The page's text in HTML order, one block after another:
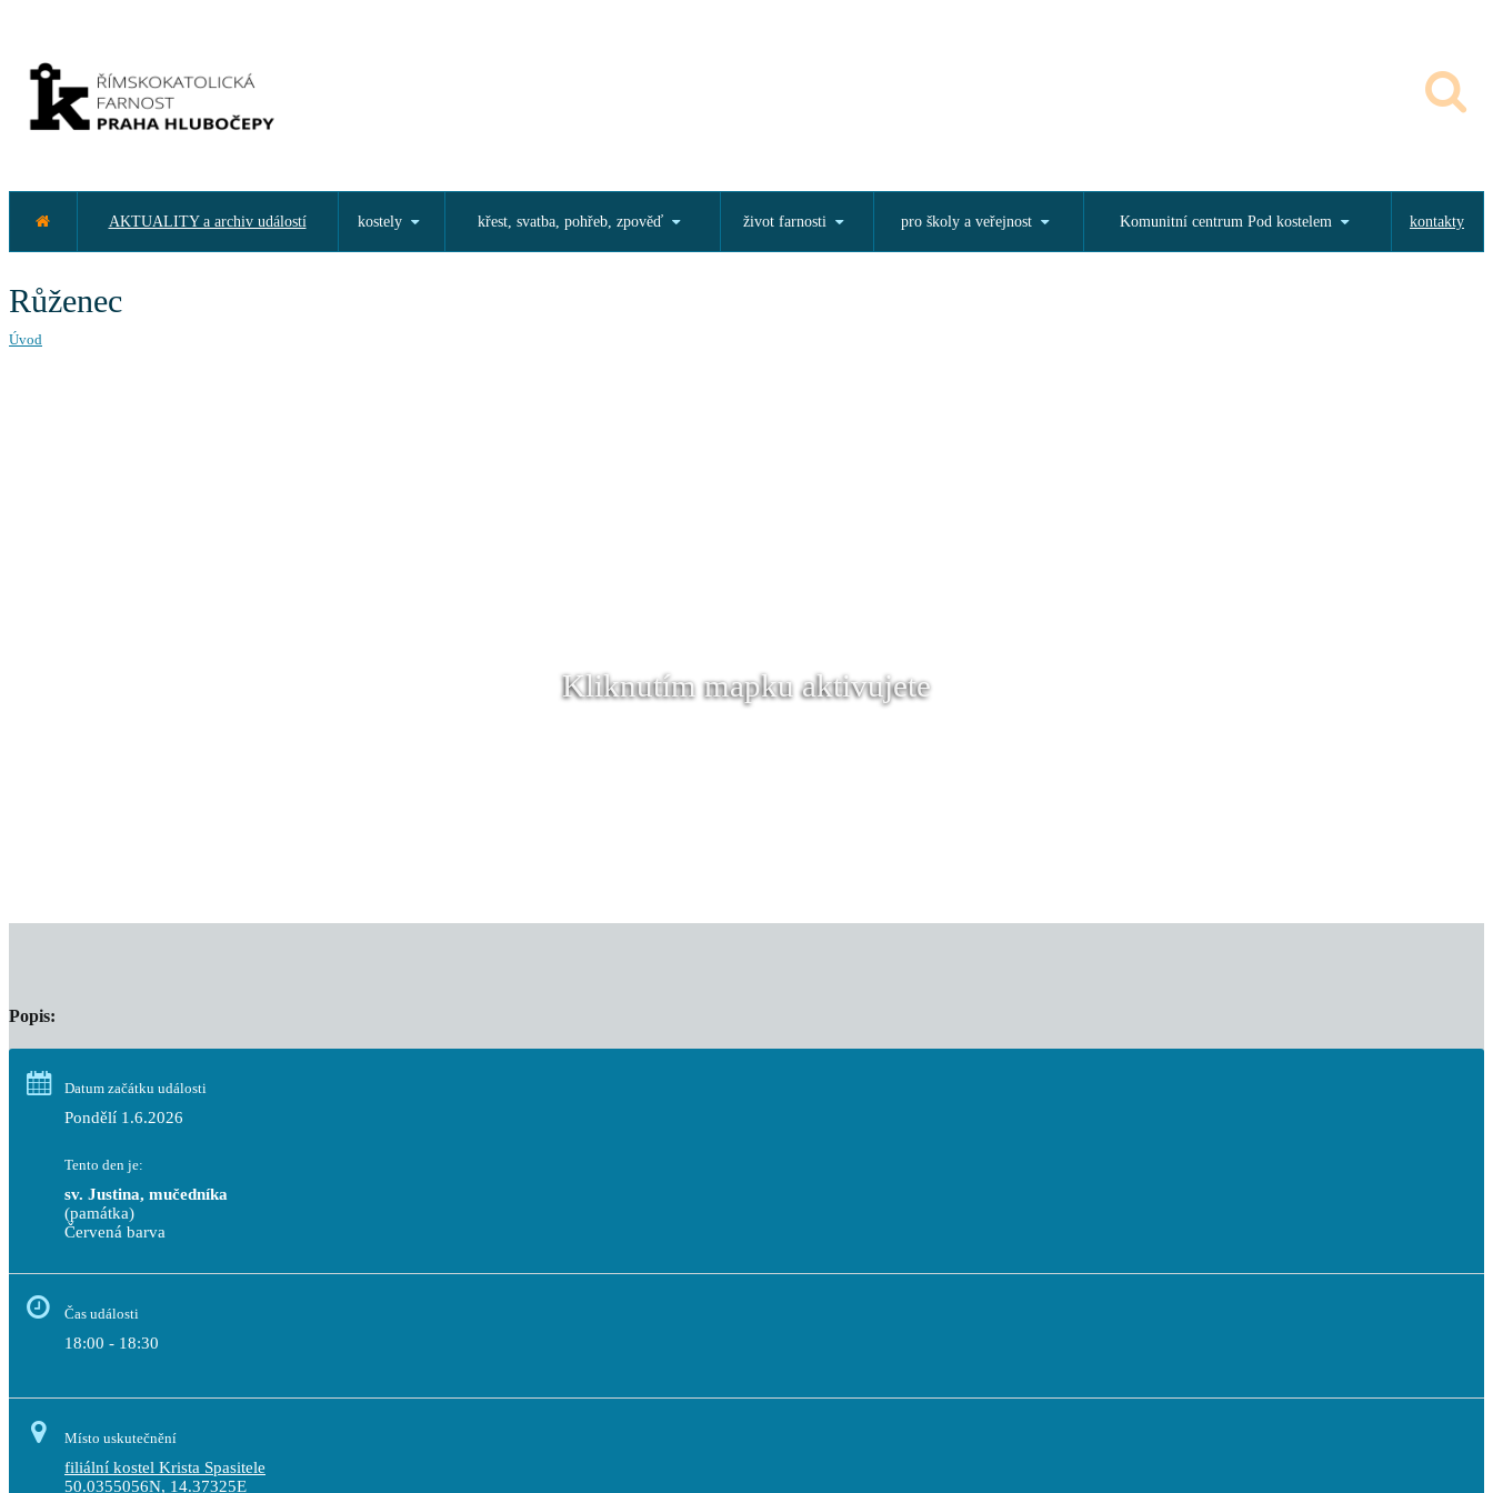
AKTUALITY a archiv událostí kostely křest, svatba, pohřeb, zpověď život farnosti pro školy a veřejnost Komunitní centrum Pod kostelem kontakty
Růženec
Úvod
Kliknutím mapku aktivujete
Popis:
Datum začátku události
Pondělí 1.6.2026
Tento den je:
sv. Justina, mučedníka
(památka)
Červená barva
Čas události
18:00 - 18:30
Místo uskutečnění
filiální kostel Krista Spasitele
50.0355056N, 14.37325E